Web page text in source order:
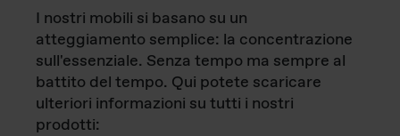
I nostri mobili si basano su un
atteggiamento semplice: la concentrazione
sull'essenziale. Senza tempo ma sempre al
battito del tempo. Qui potete scaricare
ulteriori informazioni su tutti i nostri
prodotti: